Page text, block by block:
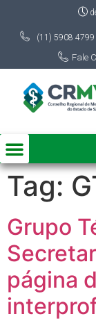
(11) 5908 4799
Fale
Tag:
Grupo
página